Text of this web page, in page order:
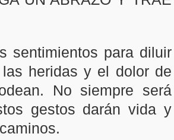
sentimientos para diluir
heridas y el dolor de
No siempre será
gestos darán vida y